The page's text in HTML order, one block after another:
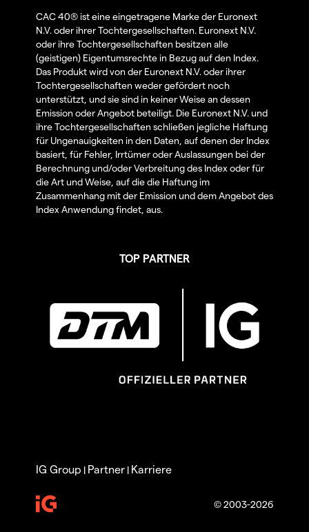
CAC 40® ist eine eingetragene Marke der Euronext
N.V. oder ihrer Tochtergesellschaften. Euronext N.V.
oder ihre Tochtergesellschaften besitzen alle
(geistigen) Eigentumsrechte in Bezug auf den Index.
Das Produkt wird von der Euronext N.V. oder ihrer
Tochtergesellschaften weder gefördert noch
unterstützt, und sie sind in keiner Weise an dessen
Emission oder Angebot beteiligt. Die Euronext N.V. und
ihre Tochtergesellschaften schließen jegliche Haftung
für Ungenauigkeiten in den Daten, auf denen der Index
basiert, für Fehler, Irrtümer oder Auslassungen bei der
Berechnung und/oder Verbreitung des Index oder für
die Art und Weise, auf die die Haftung im
Zusammenhang mit der Emission und dem Angebot des
Index Anwendung findet, aus.
TOP PARTNER
© 2003-2026
IG Group | Partner | Karriere